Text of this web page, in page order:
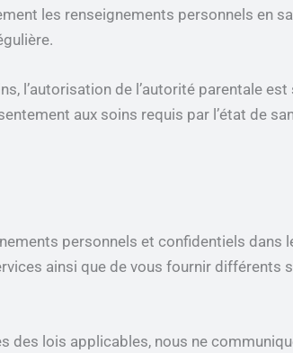
les renseignements personnels en
l’autorisation de l’autorité parentale
aux soins requis par l’état de
personnels et confidentiels
ainsi que de vous fournir différents
des lois applicables, nous ne